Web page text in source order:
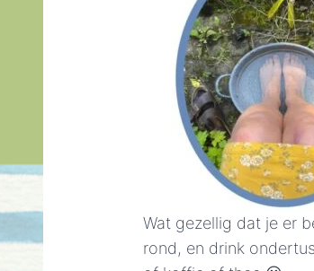
Wat gezellig dat je er
rond, en drink